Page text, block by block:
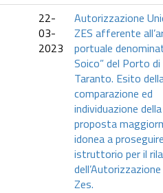
22-
03-
2023
Autorizzazione
ZES afferente
portuale
Soico” del Porto di
Taranto. Esito
comparazione ed
individuazione della
proposta
idonea a
istruttorio per il
Zes.